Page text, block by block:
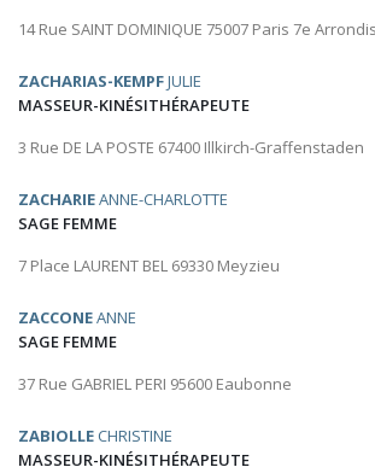
14 Rue SAINT DOMINIQUE 75007 Paris 7e
ZACHARIAS-KEMPFJULIE
MASSEUR-KINÉSITHÉRAPEUTE
3 Rue DE LA POSTE 67400 Illkirch-Graffenstaden
ZACHARIEANNE-CHARLOTTE
SAGE FEMME
7 Place LAURENT BEL 69330 Meyzieu
ZACCONEANNE
SAGE FEMME
37 Rue GABRIEL PERI 95600 Eaubonne
ZABIOLLE CHRISTINE
MASSEUR-KINÉSITHÉRAPEUTE